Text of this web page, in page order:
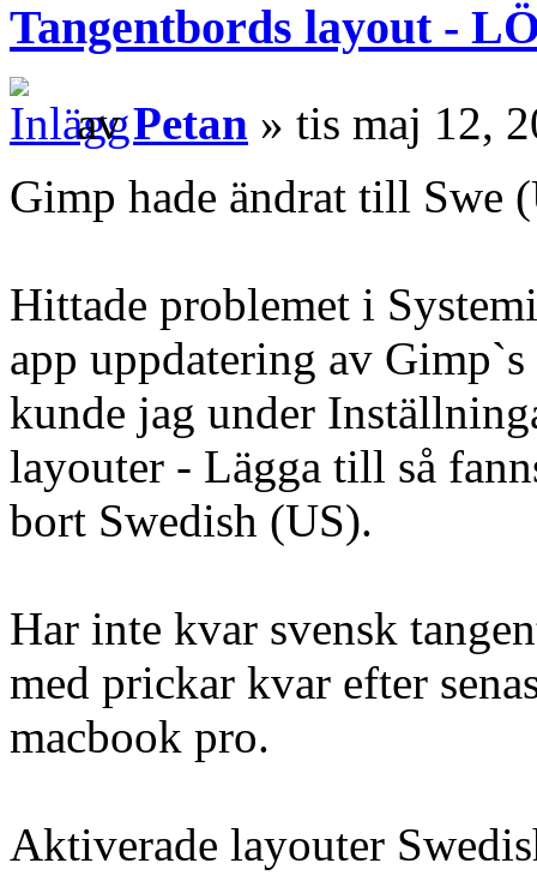
Tangentbords layout -
avPetan » tis maj 12,
Gimp hade ändrat till Swe
Hittade problemet i
app uppdatering av
kunde jag under
layouter - Lägga till så
bort Swedish (US).
Har inte kvar svensk
med prickar kvar efter
macbook pro.
Aktiverade layouter